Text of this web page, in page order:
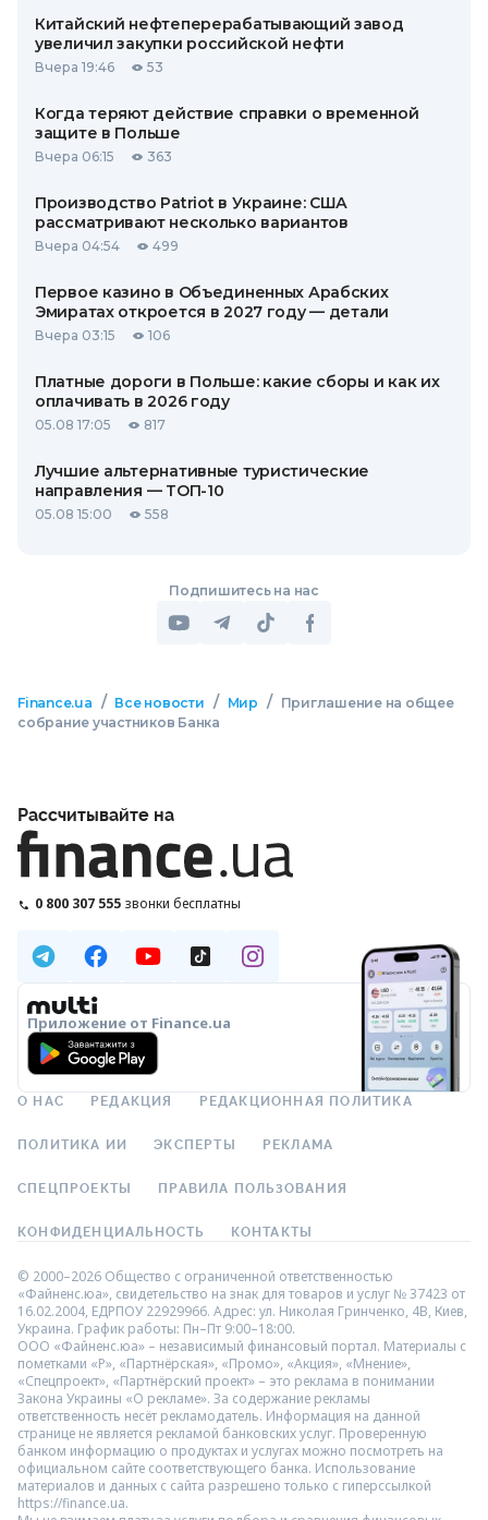
Китайский нефтеперерабатывающий завод
увеличил закупки российской нефти
Вчера 19:46 53
Когда теряют действие справки о временной
защите в Польше
Вчера 06:15 363
Производство Patriot в Украине: США
рассматривают несколько вариантов
Вчера 04:54 499
Первое казино в Объединенных Арабских
Эмиратах откроется в 2027 году — детали
Вчера 03:15 106
Платные дороги в Польше: какие сборы и как их
оплачивать в 2026 году
05.08 17:05 817
Лучшие альтернативные туристические
направления — ТОП-10
05.08 15:00 558
Подпишитесь на нас
Finance.ua / Все новости / Мир /
Приглашение на общее
собрание участников Банка
Рассчитывайте на
0 800 307 555 звонки бесплатны
Приложение от Finance.ua
О НАС РЕДАКЦИЯ РЕДАКЦИОННАЯ ПОЛИТИКА
ПОЛИТИКА ИИ ЭКСПЕРТЫ РЕКЛАМА
СПЕЦПРОЕКТЫ ПРАВИЛА ПОЛЬЗОВАНИЯ
КОНФИДЕНЦИАЛЬНОСТЬ КОНТАКТЫ
© 2000–2026 Общество с ограниченной ответственностью
«Файненс.юа», свидетельство на знак для товаров и услуг № 37423 от
16.02.2004, ЕДРПОУ 22929966. Адрес: ул. Николая Гринченко, 4В, Киев,
Украина. График работы: Пн–Пт 9:00–18:00.
ООО «Файненс.юа» – независимый финансовый портал. Материалы с
пометками «Р», «Партнёрская», «Промо», «Акция», «Мнение»,
«Спецпроект», «Партнёрский проект» – это реклама в понимании
Закона Украины «О рекламе». За содержание рекламы
ответственность несёт рекламодатель. Информация на данной
странице не является рекламой банковских услуг. Проверенную
банком информацию о продуктах и услугах можно посмотреть на
официальном сайте соответствующего банка. Использование
материалов и данных с сайта разрешено только с гиперссылкой
https://finance.ua.